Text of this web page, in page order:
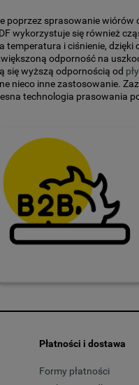
poprzez sprasowanie
wykorzystuje się również
temperatura i ciśnienie,
odporność na
się wyższą odpornością od
nieco inne zastosowanie.
technologia prasowania
- wytrzymałość i wysoka
zaletami dotyczącymi
montażowym. Można ją
Wysoka estetyka i
HDF 3 mm powlekana
dzięki czemu przy jej
w każdym pomieszczeniu -
HDF do produkcji mebli
różnorodnych prac
Płatności i dostawa
Formy płatności